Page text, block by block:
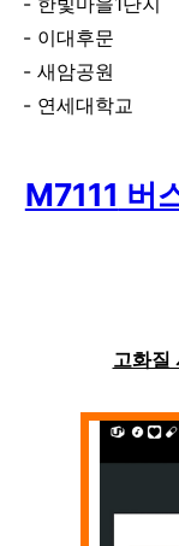
이대후문
새암공원
연세대학교
M7111 버
고화질